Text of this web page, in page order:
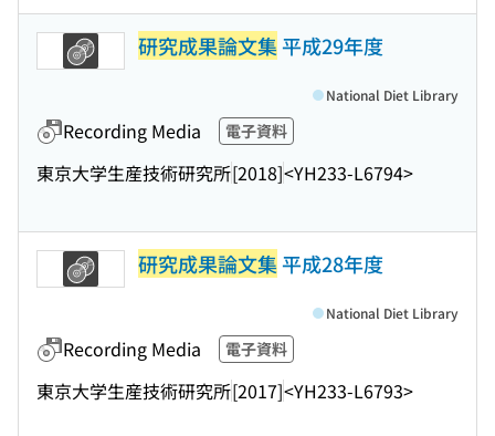
研究成果論文集平成29年度
Recording Media 電子資料
東京大学生産技術研究所[2018]<YH233-L6794>
National Diet Library
研究成果論文集平成28年度
Recording Media 電子資料
東京大学生産技術研究所[2017]<YH233-L6793>
National Diet Library